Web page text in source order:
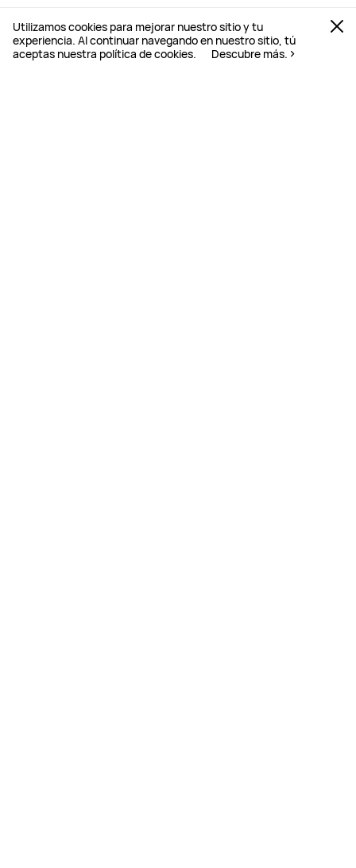
Utilizamos cookies para mejorar nuestro sitio y tu
experiencia. Al continuar navegando en nuestro sitio, tú
aceptas nuestra política de cookies.
Descubre más.